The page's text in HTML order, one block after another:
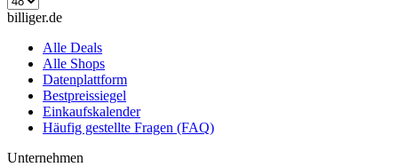
billiger.de
Alle Deals
Alle Shops
Datenplattform
Bestpreissiegel
Einkaufskalender
Häufig gestellte Fragen (FAQ)
Unternehmen